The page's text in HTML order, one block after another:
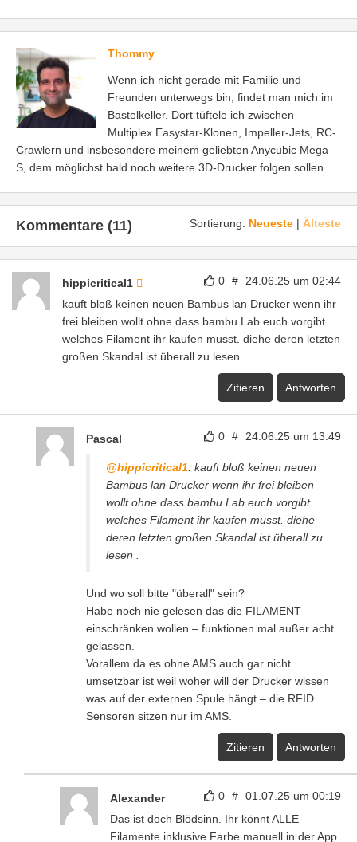
Thommy
Wenn ich nicht gerade mit Familie und
Freunden unterwegs bin, findet man mich im
Bastelkeller. Dort tüftele ich zwischen
Multiplex Easystar-Klonen, Impeller-Jets, RC-
Crawlern und insbesondere meinem geliebten Anycubic Mega
S, dem möglichst bald noch weitere 3D-Drucker folgen sollen.
Sortierung: Neueste | Älteste
Kommentare (11)
0 # 24.06.25 um 02:44
hippicritical1
kauft bloß keinen neuen Bambus lan Drucker wenn ihr
frei bleiben wollt ohne dass bambu Lab euch vorgibt
welches Filament ihr kaufen musst. diehe deren letzten
großen Skandal ist überall zu lesen .
Zitieren Antworten
0 # 24.06.25 um 13:49
Pascal
@hippicritical1: kauft bloß keinen neuen
Bambus lan Drucker wenn ihr frei bleiben
wollt ohne dass bambu Lab euch vorgibt
welches Filament ihr kaufen musst. diehe
deren letzten großen Skandal ist überall zu
lesen .
Und wo soll bitte "überall" sein?
Habe noch nie gelesen das die FILAMENT
einschränken wollen – funktionen mal außer acht
gelassen.
Vorallem da es ohne AMS auch gar nicht
umsetzbar ist weil woher will der Drucker wissen
was auf der externen Spule hängt – die RFID
Sensoren sitzen nur im AMS.
Zitieren Antworten
0 # 01.07.25 um 00:19
Alexander
Das ist doch Blödsinn. Ihr könnt ALLE
Filamente inklusive Farbe manuell in der App